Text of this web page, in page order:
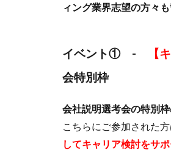
ィング業界志望の方々
イベント① - 【
会特別枠
会社説明選考会の特別枠
こちらにご参加された方
してキャリア検討をサポ